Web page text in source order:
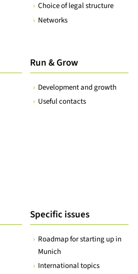
Choice of legal structure
Networks
Run & Grow
Development and growth
Useful contacts
Specific issues
Roadmap for starting up in
Munich
International topics